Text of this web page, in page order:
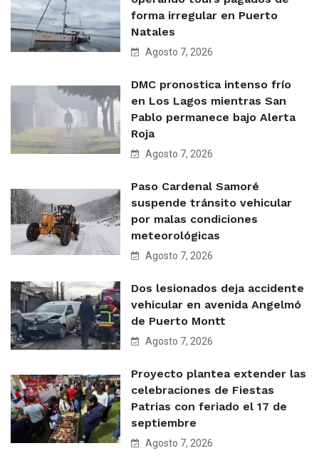
forma irregular en Puerto
Natales
Agosto 7, 2026
DMC pronostica intenso frío
en Los Lagos mientras San
Pablo permanece bajo Alerta
Roja
Agosto 7, 2026
Paso Cardenal Samoré
suspende tránsito vehicular
por malas condiciones
meteorológicas
Agosto 7, 2026
Dos lesionados deja accidente
vehicular en avenida Angelmó
de Puerto Montt
Agosto 7, 2026
Proyecto plantea extender las
celebraciones de Fiestas
Patrias con feriado el 17 de
septiembre
Agosto 7, 2026